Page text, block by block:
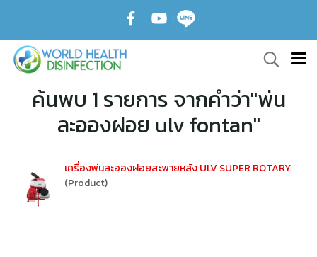
ค้นพบ 1 รายการ จากคำว่า"พ่น
ละอองฝอย ulv fontan"
เครื่องพ่นละอองฝอยสะพายหลัง ULV SUPER ROTARY
(Product)